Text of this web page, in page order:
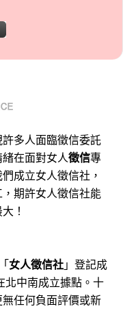
多人面臨徵信委託
在面對女人徵信專
成立女人徵信社，
期許女人徵信社能
大 ！
女人徵信社 」登記成
北中南成立據點。十
任何負面評價或新